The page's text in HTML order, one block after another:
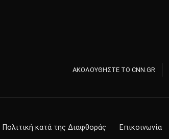
ΑΚΟΛΟΥΘΗΣΤΕ ΤΟ CNN.GR
Πολιτική κατά της Διαφθοράς Επικοινωνία